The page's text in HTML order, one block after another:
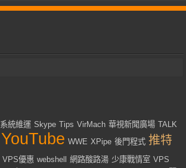
系統維運 Skype Tips VirMach 華視新聞廣場 TALK
YouTube WWE XPipe 後門程式 推特
VPS優惠 webshell 網路酸路湯 少康戰情室 VPS